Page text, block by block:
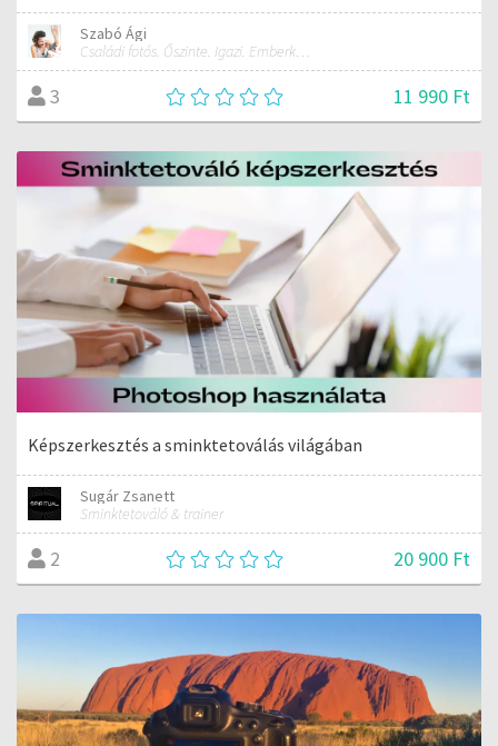
Szabó Ági
Családi fotós. Őszinte. Igazi. Emberként, a fotókban.
3 11 990 Ft
Képszerkesztés a sminktetoválás világában
Sugár Zsanett
Sminktetováló & trainer
2 20 900 Ft